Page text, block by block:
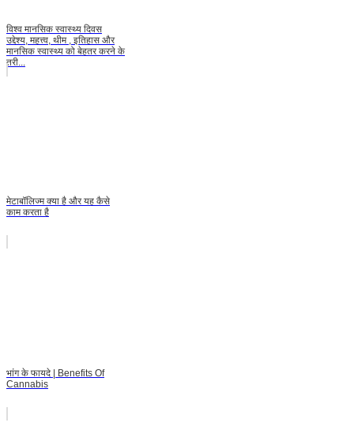
विश्व मानसिक स्वास्थ्य दिवस
उद्देश्य, महत्त्व, थीम , इतिहास और
मानसिक स्वास्थ्य को बेहतर करने के
तरी...
मेटाबॉलिज्म क्या है और यह कैसे
काम करता है
भांग के फायदे | Benefits Of
Cannabis